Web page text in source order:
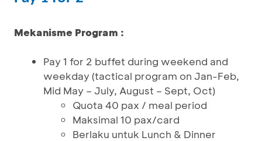
Mekanisme Program :
Pay 1 for 2 buffet during weekend and
weekday (tactical program on Jan-Feb,
Mid May – July, August – Sept, Oct)
Quota 40 pax / meal period
Maksimal 10 pax/card
Berlaku untuk Lunch & Dinner